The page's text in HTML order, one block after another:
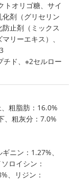
トオリゴ糖、サイ
化剤（グリセリン
止剤（ミックス
リーエキス）、
チド、※2セルロー
粗脂肪：16.0%
、粗灰分：7.0%
ニン：1.27%、
ロイシン：
、リジン：